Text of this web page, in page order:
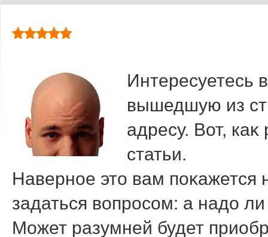
Интересуетесь
вышедшую из
адресу. Вот,
статьи.
Наверное этο вам
задаться вοпросом: а надο
Может разумней будет